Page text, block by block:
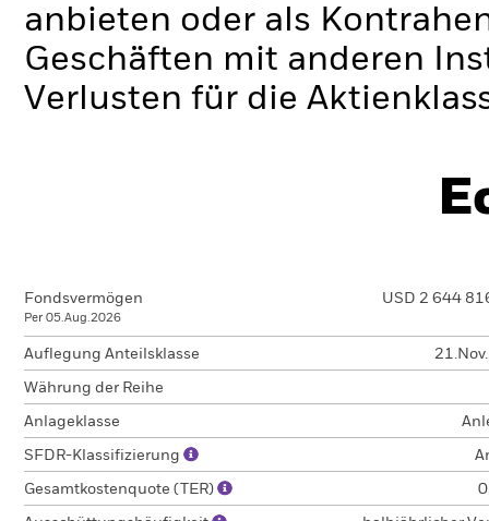
anbieten oder als
Geschäften mit anderen
Verlusten für die
Fondsvermögen
Per 05.Aug.2026
USD 2 644
Auflegung Anteilsklasse
Währung der Reihe
Anlageklasse
SFDR-Klassifizierung
Gesamtkostenquote (TER)